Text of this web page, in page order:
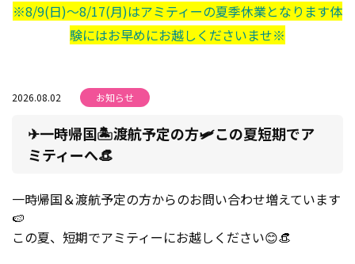
※8/9(日)～8/17(月)はアミティーの夏季休業となります体
験にはお早めにお越しくださいませ※
2026.08.02 お知らせ
✈一時帰国🏝渡航予定の方🛩この夏短期でア
ミティーへ👒
一時帰国＆渡航予定の方からのお問い合わせ増えています
🍉
この夏、短期でアミティーにお越しください😊👒